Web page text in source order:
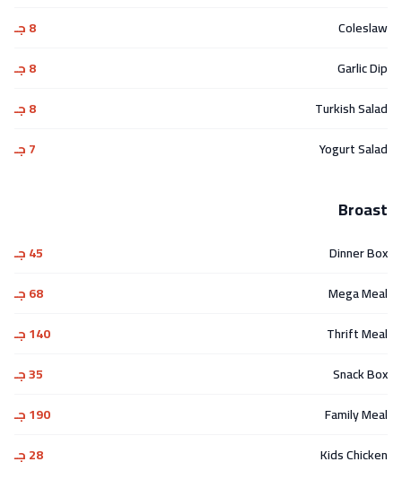
Coleslaw
8 جـ
Garlic Dip
8 جـ
Turkish Salad
8 جـ
Yogurt Salad
7 جـ
Broast
Dinner Box
45 جـ
Mega Meal
68 جـ
Thrift Meal
140 جـ
Snack Box
35 جـ
Family Meal
190 جـ
Kids Chicken
28 جـ